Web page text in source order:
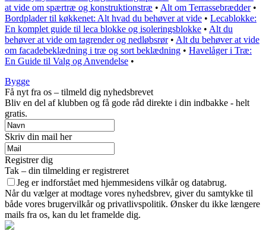
at vide om spærtræ og konstruktionstræ • Alt om Terrassebrædder•
Bordplader til køkkenet: Alt hvad du behøver at vide • Lecablokke:
En komplet guide til leca blokke og isoleringsblokke • Alt du
behøver at vide om tagrender og nedløbsrør• Alt du behøver at vide
om facadebeklædning i træ og sort beklædning • Havelåger i Træ:
En Guide til Valg og Anvendelse •
Bygge
Få nyt fra os – tilmeld dig nyhedsbrevet
Bliv en del af klubben og få gode råd direkte i din indbakke - helt
gratis.
Skriv din mail her
Registrer dig
Tak – din tilmelding er registreret
Jeg er indforstået med hjemmesidens vilkår og databrug.
Når du vælger at modtage vores nyhedsbrev, giver du samtykke til
både vores brugervilkår og privatlivspolitik. Ønsker du ikke længere
mails fra os, kan du let framelde dig.